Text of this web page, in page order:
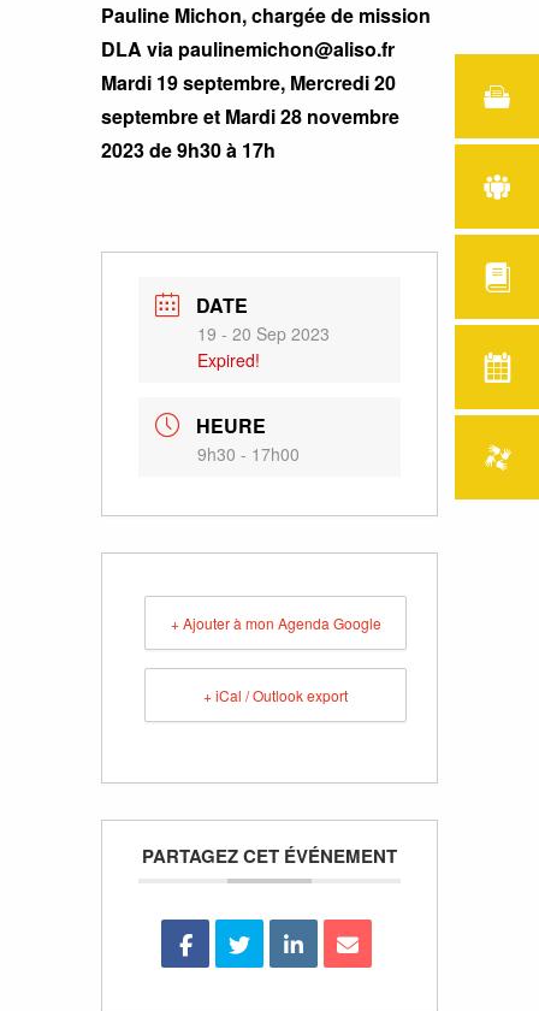
Pauline Michon, chargée de mission
DLA via paulinemichon@aliso.fr
Mardi 19 septembre, Mercredi 20
septembre et Mardi 28 novembre
2023 de 9h30 à 17h
DATE
19 - 20 Sep 2023
Expired!
HEURE
9h30 - 17h00
+ Ajouter à mon Agenda Google
+ iCal / Outlook export
PARTAGEZ CET ÉVÉNEMENT